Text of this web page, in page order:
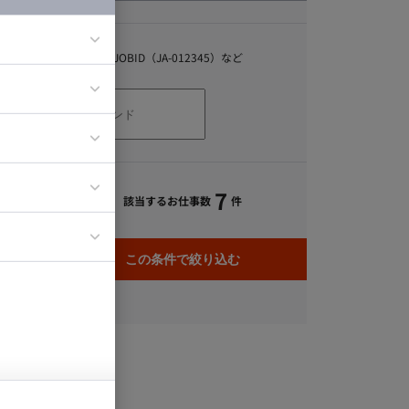
ア
キーワード
スキル、職種、JOBID（JA-012345）など
該当するお仕事数 7 件
この条件で絞り込む